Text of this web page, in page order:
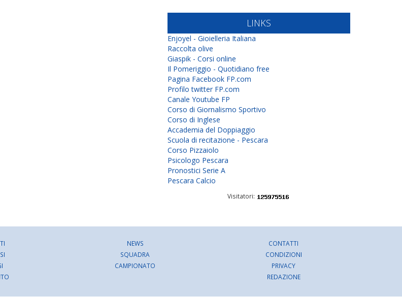
LINKS
Enjoyel - Gioielleria Italiana
Raccolta olive
Giaspik - Corsi online
Il Pomeriggio - Quotidiano free
Pagina Facebook FP.com
Profilo twitter FP.com
Canale Youtube FP
Corso di Giornalismo Sportivo
Corso di Inglese
Accademia del Doppiaggio
Scuola di recitazione - Pescara
Corso Pizzaiolo
Psicologo Pescara
Pronostici Serie A
Pescara Calcio
Visitatori:
NEWS
SQUADRA
CAMPIONATO
CONTATTI
CONDIZIONI
PRIVACY
REDAZIONE